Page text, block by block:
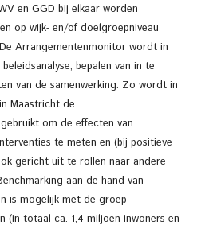
en GGD bij elkaar worden
op wijk- en/of doelgroepniveau
Arrangementenmonitor wordt in
bepalen van in te
van de samenwerking. Zo wordt in
Maastricht de
om de effecten van
te meten en (bij positieve
gericht uit te rollen naar andere
aan de hand van
is mogelijk met de groep
(in totaal ca. 1,4 miljoen inwoners en